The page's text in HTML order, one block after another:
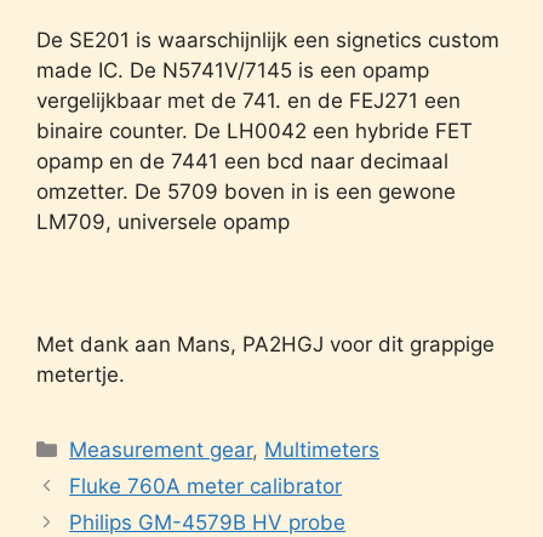
De SE201 is waarschijnlijk een signetics custom
made IC. De N5741V/7145 is een opamp
vergelijkbaar met de 741. en de FEJ271 een
binaire counter. De LH0042 een hybride FET
opamp en de 7441 een bcd naar decimaal
omzetter. De 5709 boven in is een gewone
LM709, universele opamp
Met dank aan Mans, PA2HGJ voor dit grappige
metertje.
Categories
Measurement gear, Multimeters
Fluke 760A meter calibrator
Philips GM-4579B HV probe